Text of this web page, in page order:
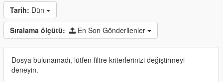
Tarih: Dün
Sıralama ölçütü: En Son Gönderilenler
Dosya bulunamadı, lütfen filtre kriterlerinizi değiştirmeyi
deneyin.